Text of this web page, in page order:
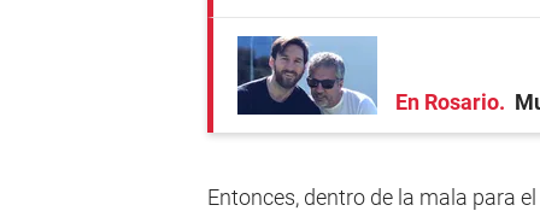
En Rosario
Entonces, dentro de la mala para